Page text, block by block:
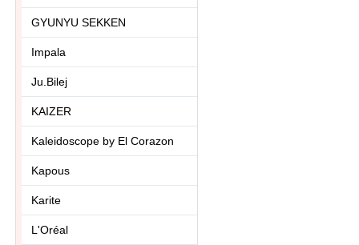
GYUNYU SEKKEN
Impala
Ju.Bilej
KAIZER
Kaleidoscope by El Corazon
Kapous
Karite
L'Oréal